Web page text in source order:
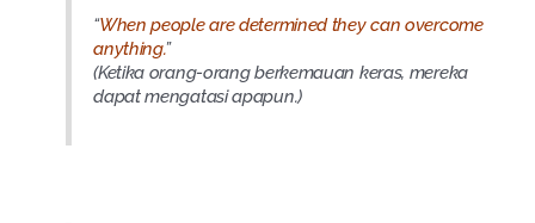
“When people are determined they can overcome
anything.”
(Ketika orang-orang berkemauan keras, mereka
dapat mengatasi apapun.)